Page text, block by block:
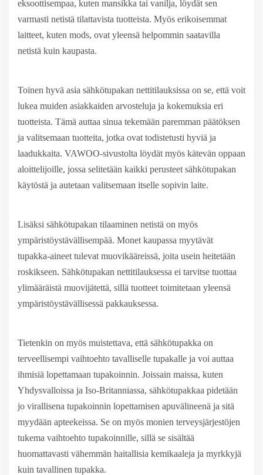
eksoottisempaa, kuten mansikka tai vanilja, löydät sen
varmasti netistä tilattavista tuotteista. Myös erikoisemmat
laitteet, kuten mods, ovat yleensä helpommin saatavilla
netistä kuin kaupasta.
Toinen hyvä asia sähkötupakan nettitilauksissa on se, että voit
lukea muiden asiakkaiden arvosteluja ja kokemuksia eri
tuotteista. Tämä auttaa sinua tekemään paremman päätöksen
ja valitsemaan tuotteita, jotka ovat todistetusti hyviä ja
laadukkaita. VAWOO-sivustolta löydät myös kätevän oppaan
aloittelijoille, jossa selitetään kaikki perusteet sähkötupakan
käytöstä ja autetaan valitsemaan itselle sopivin laite.
Lisäksi sähkötupakan tilaaminen netistä on myös
ympäristöystävällisempää. Monet kaupassa myytävät
tupakka-aineet tulevat muovikääreissä, joita usein heitetään
roskikseen. Sähkötupakan nettitilauksessa ei tarvitse tuottaa
ylimääräistä muovijätettä, sillä tuotteet toimitetaan yleensä
ympäristöystävällisessä pakkauksessa.
Tietenkin on myös muistettava, että sähkötupakka on
terveellisempi vaihtoehto tavalliselle tupakalle ja voi auttaa
ihmisiä lopettamaan tupakoinnin. Joissain maissa, kuten
Yhdysvalloissa ja Iso-Britanniassa, sähkötupakkaa pidetään
jo virallisena tupakoinnin lopettamisen apuvälineenä ja sitä
myydään apteekeissa. Se on myös monien terveysjärjestöjen
tukema vaihtoehto tupakoinnille, sillä se sisältää
huomattavasti vähemmän haitallisia kemikaaleja ja myrkkyjä
kuin tavallinen tupakka.